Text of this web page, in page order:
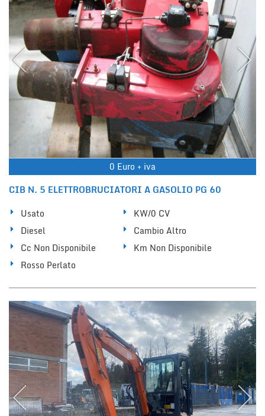
0 Euro + iva
CIB N. 5 ELETTROBRUCIATORI A GASOLIO PG 60
Usato
KW/0 CV
Diesel
Cambio Altro
Cc Non Disponibile
Km Non Disponibile
Rosso Perlato